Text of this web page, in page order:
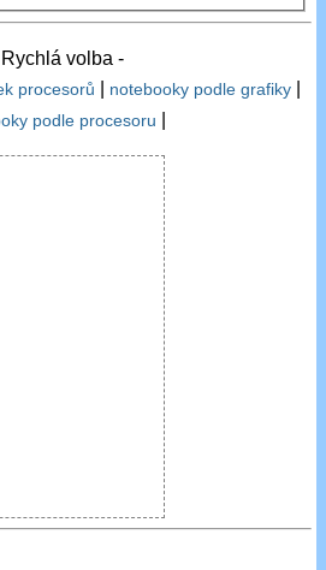
volba -
procesorů notebooky podle grafiky
podle procesoru